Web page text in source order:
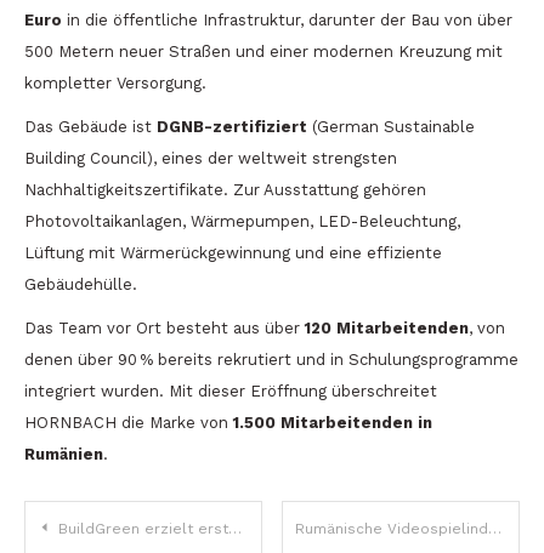
Euro in die öffentliche Infrastruktur, darunter der Bau von über
500 Metern neuer Straßen und einer modernen Kreuzung mit
kompletter Versorgung.
Das Gebäude ist DGNB-zertifiziert (German Sustainable
Building Council), eines der weltweit strengsten
Nachhaltigkeitszertifikate. Zur Ausstattung gehören
Photovoltaikanlagen, Wärmepumpen, LED-Beleuchtung,
Lüftung mit Wärmerückgewinnung und eine effiziente
Gebäudehülle.
Das Team vor Ort besteht aus über120 Mitarbeitenden, von
denen über 90 % bereits rekrutiert und in Schulungsprogramme
integriert wurden. Mit dieser Eröffnung überschreitet
HORNBACH die Marke von1.500 Mitarbeitenden in
Rumänien.
Beitragsnavigation
BuildGreen erzielt erste LEED-Platin-Zertifizierung in Moldau für das Projekt Zity Office Rumänische Videospielindustrie erzielt 2024 über 343 Millionen Euro Umsatz